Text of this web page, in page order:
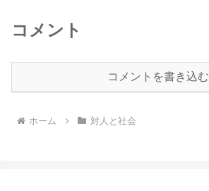
コメント
コメントを書き込む
ホーム 対人と社会